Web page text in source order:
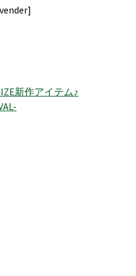
新作アイテム♪